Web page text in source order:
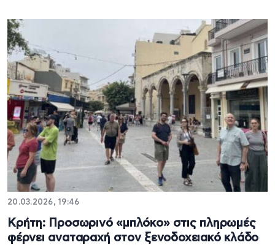
20.03.2026, 19:46
Κρήτη: Προσωρινό «μπλόκο» στις πληρωμές
φέρνει αναταραχή στον ξενοδοχειακό κλάδο